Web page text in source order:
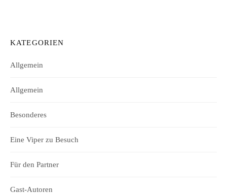
KATEGORIEN
Allgemein
Allgemein
Besonderes
Eine Viper zu Besuch
Für den Partner
Gast-Autoren